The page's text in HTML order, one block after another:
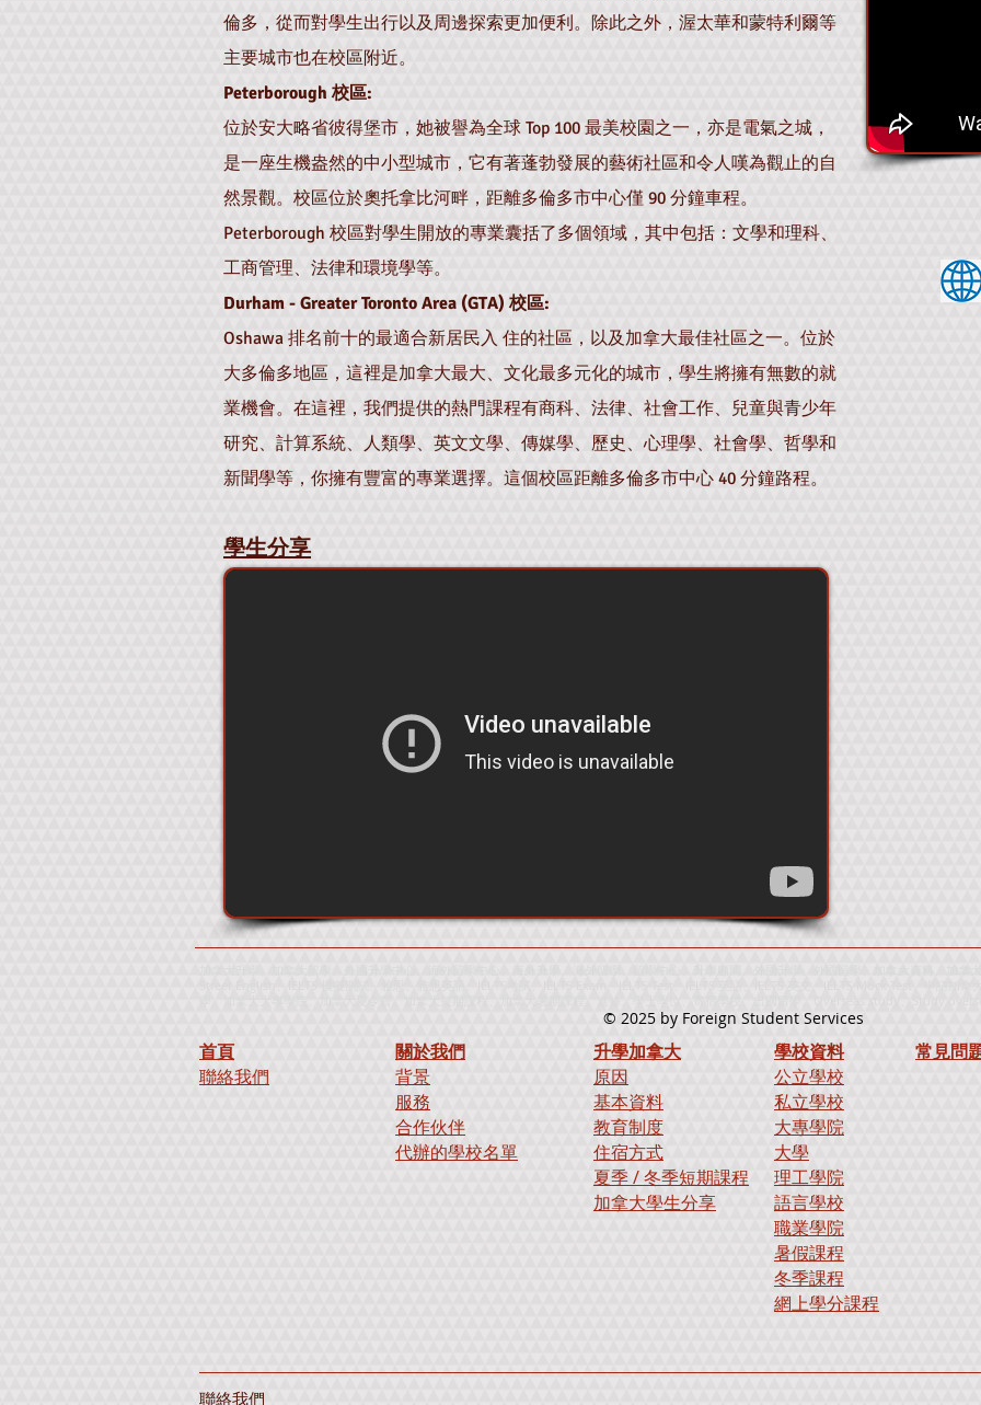
倫多，從而對學生出行以及周邊探索更加便利。除此之外，渥太華和蒙特利爾等
主要城市也在校區附近。
Peterborough 校區:
位於安大略省彼得堡市，她被譽為全球 Top 100 最美校園之一，亦是電氣之城，
是一座生機盎然的中小型城市，它有著蓬勃發展的藝術社區和令人嘆為觀止的自
然景觀。校區位於奧托拿比河畔，距離多倫多市中心僅 90 分鐘車程。
Peterborough 校區對學生開放的專業囊括了多個領域，其中包括：文學和理科、
工商管理、法律和環境學等。
​Durham - Greater Toronto Area (GTA) 校區:
Oshawa 排名前十的最適合新居民入 住的社區，以及加拿大最佳社區之一。位於
大多倫多地區，這裡是加拿大最大、文化最多元化的城市，學生將擁有無數的就
業機會。在這裡，我們提供的熱門課程有商科、法律、社會工作、兒童與青少年
研究、計算系統、人類學、英文文學、傳媒學、歷史、心理學、社會學、哲學和
新聞學等，你擁有豐富的專業選擇。這個校區距離多倫多市中心 40 分鐘路程。
學生分享
© 2025by Foreign Student Services
首頁
聯絡我們
關於我們
背景
服務
合作伙伴
代辦的學校名單
升學加拿大
原因
基本資料
教育制度
住宿方式
夏季 / 冬季短期課程
加拿大學生分享
學校資料
公立學校
私立學校
大專學院
大學
理工學院
語言學校
職業學院
暑假課程
冬季課程
​網上學分課程​
常見問
聯絡我們